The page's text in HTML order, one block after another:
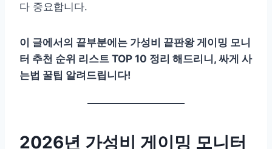
다 중요합니다.
이 글에서의 끝부분에는 가성비 끝판왕 게이밍 모니
터 추천 순위 리스트 TOP 10 정리 해드리니, 싸게 사
는법 꿀팁 알려드립니다!
2026년 가성비 게이밍 모니터